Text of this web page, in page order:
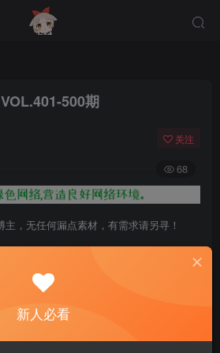
500期
关注
68
，无任何漏点素材，有需求请另寻！
，请更换浏览器重试，这是百度网盘版本问
压，请查看
解禁...等问题请《提交工单》
新人必看